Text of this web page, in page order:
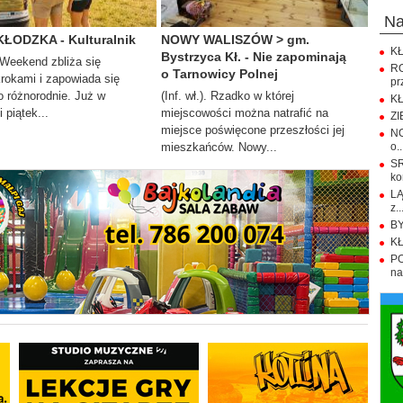
- Kulturalnik
zbliża się
i zapowiada się
różnorodnie. Już w
piątek...
NOWY WALISZÓW > gm.
Bystrzyca Kł. - Nie zapominają
o Tarnowicy Polnej
(Inf. wł.). Rzadko w której
miejscowości można natrafić na
miejsce poświęcone przeszłości jej
mieszkańców. Nowy...
z...